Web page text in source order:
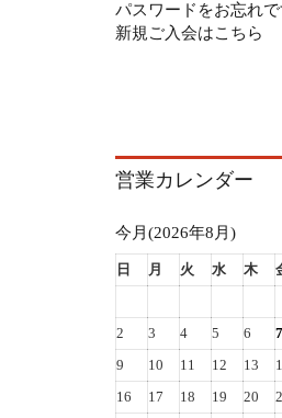
パスワードをお忘れで
新規ご入会はこちら
営業カレンダー
今月(2026年8月)
日 月 火 水 木
2
3 4 5 6 7
9
10 11 12 13
16
17 18 19 20